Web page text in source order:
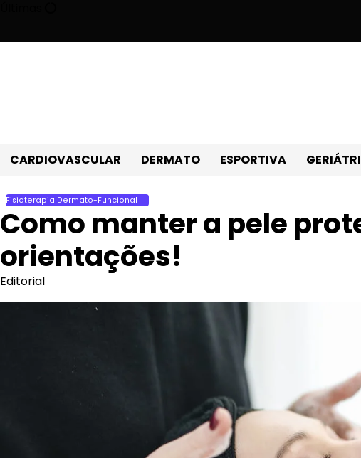
content
CARDIOVASCULAR DERMATO ESPORTIVA
Fisioterapia Dermato-Funcional
Como manter a pele
orientações!
Editorial